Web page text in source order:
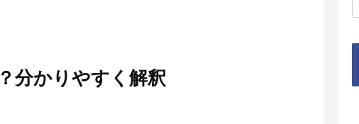
分かりやすく解釈